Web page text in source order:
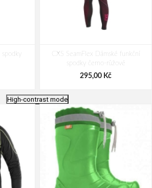
CXS SeamFlex Dámské funkční
spodky černo-růžové
295,00 Kč
High-contrast mode